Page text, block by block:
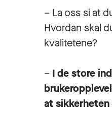
– La oss si at
Hvordan skal
kvalitetene?
– I de store
at